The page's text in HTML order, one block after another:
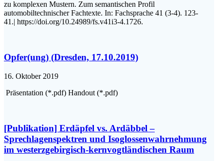
zu komplexen Mustern. Zum semantischen Profil
automobiltechnischer Fachtexte. In: Fachsprache 41 (3-4). 123-
41.| https://doi.org/10.24989/fs.v41i3-4.1726.
Opfer(ung) (Dresden, 17.10.2019)
16. Oktober 2019
Präsentation (*.pdf) Handout (*.pdf)
[Publikation] Erdäpfel vs. Ardäbbel –
Sprechlagenspektren und Isoglossenwahrnehmung
im westerzgebirgisch-kernvogtländischen Raum